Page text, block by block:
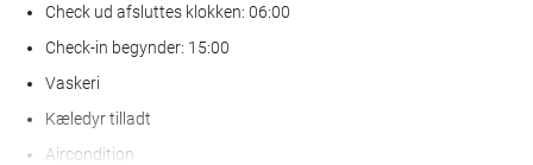
Check ud afsluttes klokken: 06:00
Check-in begynder: 15:00
Vaskeri
Kæledyr tilladt
Aircondition